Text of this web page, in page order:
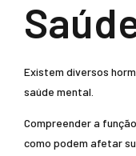
Existem diversos
saúde mental.
Compreender a
como podem afetar